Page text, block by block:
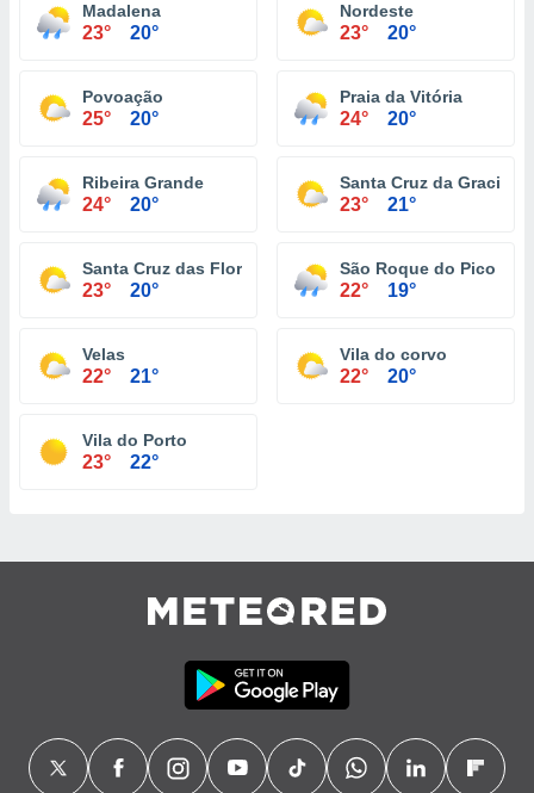
Madalena
23° 20°
Nordeste
23° 20°
Povoação
25° 20°
Praia da Vitória
24° 20°
Ribeira Grande
24° 20°
Santa Cruz da Graciosa
23° 21°
Santa Cruz das Flores
23° 20°
São Roque do Pico
22° 19°
Velas
22° 21°
Vila do corvo
22° 20°
Vila do Porto
23° 22°